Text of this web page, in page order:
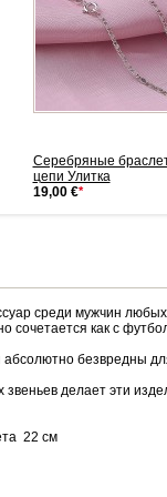
Серебряные
цепи Улитка
19,00 €*
среди мужчин любых
как с
безвредны
делает эти
22 см